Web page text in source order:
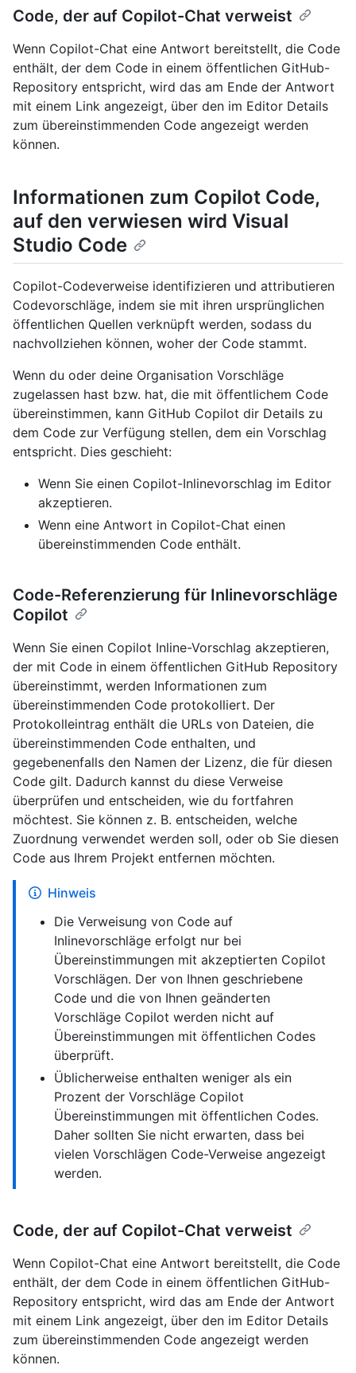
Code, der auf Copilot-Chat verweist
Wenn Copilot-Chat eine Antwort bereitstellt, die Code
enthält, der dem Code in einem öffentlichen GitHub-
Repository entspricht, wird das am Ende der Antwort
mit einem Link angezeigt, über den im Editor Details
zum übereinstimmenden Code angezeigt werden
können.
Informationen zum Copilot Code,
auf den verwiesen wird Visual
Studio Code
Copilot-Codeverweise identifizieren und attributieren
Codevorschläge, indem sie mit ihren ursprünglichen
öffentlichen Quellen verknüpft werden, sodass du
nachvollziehen können, woher der Code stammt.
Wenn du oder deine Organisation Vorschläge
zugelassen hast bzw. hat, die mit öffentlichem Code
übereinstimmen, kann GitHub Copilot dir Details zu
dem Code zur Verfügung stellen, dem ein Vorschlag
entspricht. Dies geschieht:
Wenn Sie einen Copilot-Inlinevorschlag im Editor
akzeptieren.
Wenn eine Antwort in Copilot-Chat einen
übereinstimmenden Code enthält.
Code-Referenzierung für Inlinevorschläge
Copilot
Wenn Sie einen Copilot Inline-Vorschlag akzeptieren,
der mit Code in einem öffentlichen GitHub Repository
übereinstimmt, werden Informationen zum
übereinstimmenden Code protokolliert. Der
Protokolleintrag enthält die URLs von Dateien, die
übereinstimmenden Code enthalten, und
gegebenenfalls den Namen der Lizenz, die für diesen
Code gilt. Dadurch kannst du diese Verweise
überprüfen und entscheiden, wie du fortfahren
möchtest. Sie können z. B. entscheiden, welche
Zuordnung verwendet werden soll, oder ob Sie diesen
Code aus Ihrem Projekt entfernen möchten.
Hinweis
Die Verweisung von Code auf
Inlinevorschläge erfolgt nur bei
Übereinstimmungen mit akzeptierten Copilot
Vorschlägen. Der von Ihnen geschriebene
Code und die von Ihnen geänderten
Vorschläge Copilot werden nicht auf
Übereinstimmungen mit öffentlichen Codes
überprüft.
Üblicherweise enthalten weniger als ein
Prozent der Vorschläge Copilot
Übereinstimmungen mit öffentlichen Codes.
Daher sollten Sie nicht erwarten, dass bei
vielen Vorschlägen Code-Verweise angezeigt
werden.
Code, der auf Copilot-Chat verweist
Wenn Copilot-Chat eine Antwort bereitstellt, die Code
enthält, der dem Code in einem öffentlichen GitHub-
Repository entspricht, wird das am Ende der Antwort
mit einem Link angezeigt, über den im Editor Details
zum übereinstimmenden Code angezeigt werden
können.